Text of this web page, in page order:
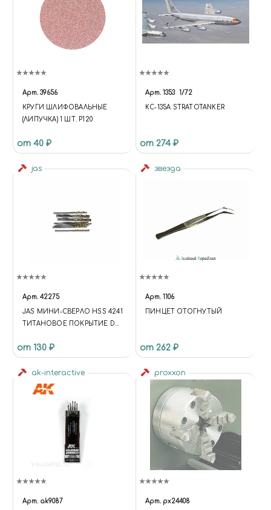
Арт. 39656
КРУГИ ШЛИФОВАЛЬНЫЕ
(ЛИПУЧКА) 1 ШТ. Р120
от 40 ₽
Арт. 1353 1/72
KC-135A STRATOTANKER
от 274 ₽
jas
Арт. 42275
JAS МИНИ-СВЕРЛО HSS 4241
ТИТАНОВОЕ ПОКРЫТИЕ D
от 130 ₽
звезда
Арт. 1106
ПИНЦЕТ ОТОГНУТЫЙ
от 262 ₽
ak-interactive
Арт. ak9087
proxxon
Арт. px24408